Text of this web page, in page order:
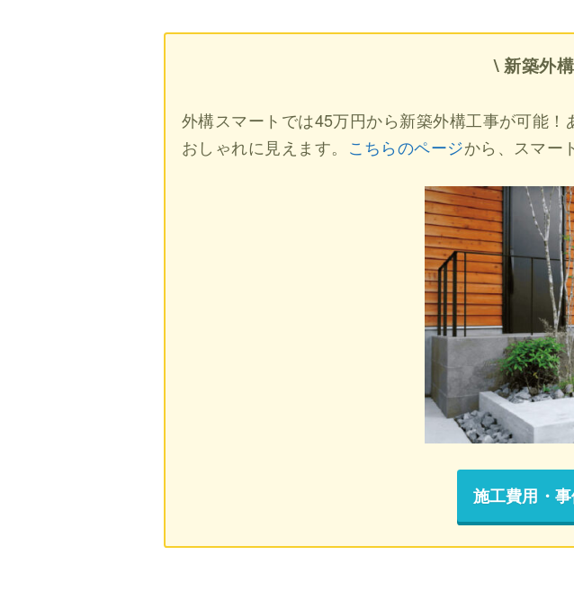
\ 新築外
外構スマートでは45万円から新築外構工事が可能
おしゃれに見えます。 こちらのページから、スマー
施工費用・